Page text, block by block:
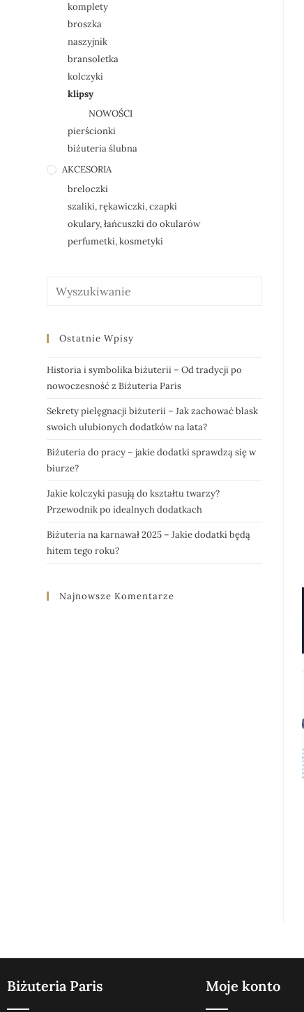
komplety
broszka
naszyjnik
bransoletka
kolczyki
klipsy
NOWOŚCI
pierścionki
biżuteria ślubna
AKCESORIA
breloczki
szaliki, rękawiczki, czapki
okulary, łańcuszki do okularów
perfumetki, kosmetyki
Ostatnie Wpisy
Historia i symbolika biżuterii – Od tradycji po
nowoczesność z Biżuteria Paris
Sekrety pielęgnacji biżuterii – Jak zachować blask
swoich ulubionych dodatków na lata?
Biżuteria do pracy – jakie dodatki sprawdzą się w
biurze?
Jakie kolczyki pasują do kształtu twarzy?
Przewodnik po idealnych dodatkach
Biżuteria na karnawał 2025 – Jakie dodatki będą
hitem tego roku?
Najnowsze Komentarze
Biżuteria Paris Moje konto